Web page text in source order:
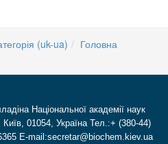
(uk-ua)
Головна
Національної академії наук
01054, Україна Тел.:+ (380-44)
E-mail:secretar@biochem.kiev.ua